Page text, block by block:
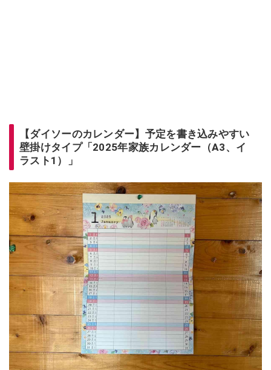
【ダイソーのカレンダー】予定を書き込みやすい
壁掛けタイプ「2025年家族カレンダー（A3、イ
ラスト1）」